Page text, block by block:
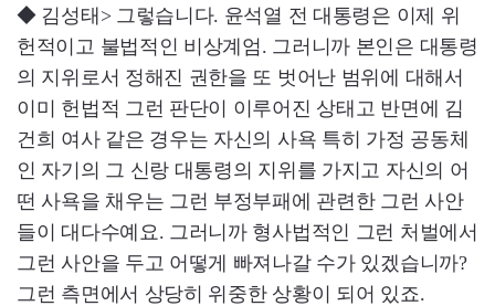
◆ 김성태> 그렇습니다. 윤석열 전 대통령은 이제 위
헌적이고 불법적인 비상계엄. 그러니까 본인은 대통령
의 지위로서 정해진 권한을 또 벗어난 범위에 대해서
이미 헌법적 그런 판단이 이루어진 상태고 반면에 김
건희 여사 같은 경우는 자신의 사욕 특히 가정 공동체
인 자기의 그 신랑 대통령의 지위를 가지고 자신의 어
떤 사욕을 채우는 그런 부정부패에 관련한 그런 사안
들이 대다수예요. 그러니까 형사법적인 그런 처벌에서
그런 사안을 두고 어떻게 빠져나갈 수가 있겠습니까?
그런 측면에서 상당히 위중한 상황이 되어 있죠.